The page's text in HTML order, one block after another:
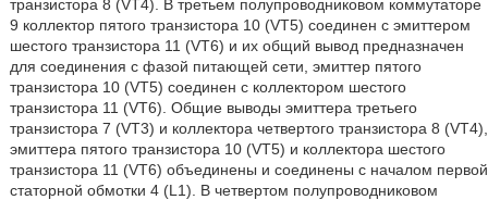
транзистора 8 (VT4). В третьем полупроводниковом коммутаторе
9 коллектор пятого транзистора 10 (VT5) соединен с эмиттером
шестого транзистора 11 (VT6) и их общий вывод предназначен
для соединения с фазой питающей сети, эмиттер пятого
транзистора 10 (VT5) соединен с коллектором шестого
транзистора 11 (VT6). Общие выводы эмиттера третьего
транзистора 7 (VT3) и коллектора четвертого транзистора 8 (VT4),
эмиттера пятого транзистора 10 (VT5) и коллектора шестого
транзистора 11 (VT6) объединены и соединены с началом первой
статорной обмотки 4 (L1). В четвертом полупроводниковом